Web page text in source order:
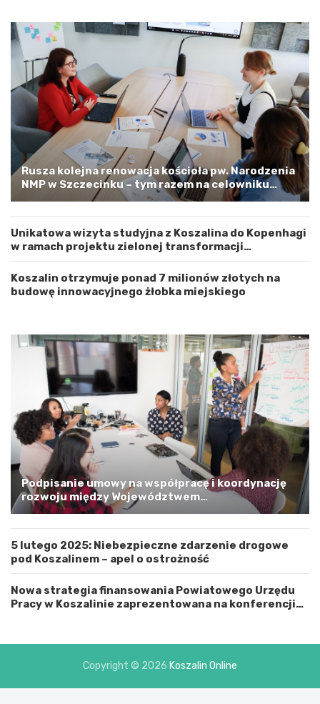
z
y
W
o
e
d
z
w
c
h
o
d
n
p
k
i
m
G
n
i
a
s
t
e
o
i
n
e
m
a
l
o
s
n
o
ś
ć
Rusza kolejna renowacja kościoła pw. Narodzenia
NMP w Szczecinku – tym razem na celowniku
zachodnia elewacja i główne wejście
Unikatowa wizyta studyjna z Koszalina do Kopenhagi
w ramach projektu zielonej transformacji
energetycznej
Koszalin otrzymuje ponad 7 milionów złotych na
budowę innowacyjnego żłobka miejskiego
Podpisanie umowy na współpracę i koordynację
rozwoju między Województwem
Zachodniopomorskim a Gminą Miastem Koszalin
5 lutego 2025: Niebezpieczne zdarzenie drogowe
pod Koszalinem – apel o ostrożność
Nowa strategia finansowania Powiatowego Urzędu
Pracy w Koszalinie zaprezentowana na konferencji
Copyright © 2026 Koszalin Online